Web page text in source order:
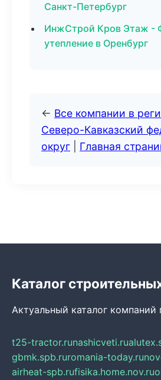
Санкт-Петербург
ИнжСтрой Кров Этаж -
утепление в Оренбург
← Все компании в
Северо-Кавказский
округ
Главная
Каталог
Актуальный каталог компаний
t25-tractor.runashicveti.ru
gbmk.spb.ruromania-today.ru
airheat-spb.rufisika.home.nov.ru